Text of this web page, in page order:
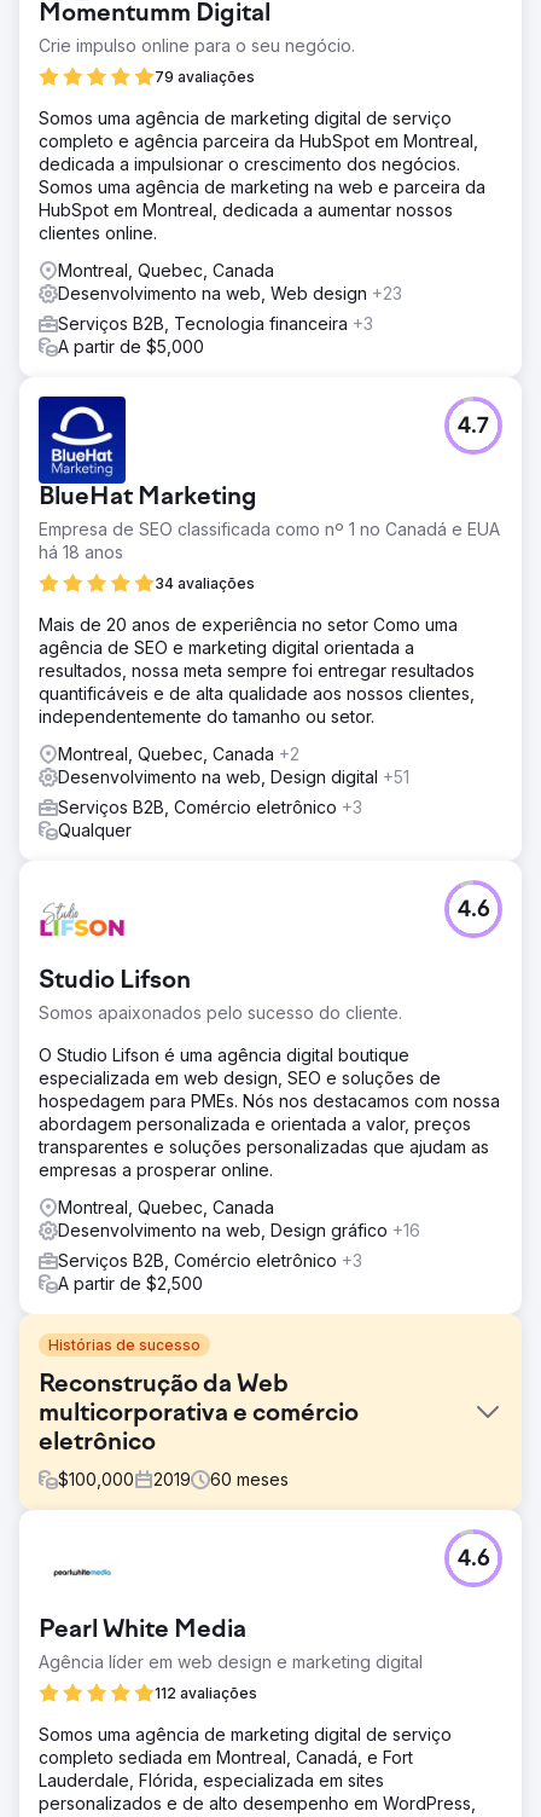
Momentumm Digital
Crie impulso online para o seu negócio.
79 avaliações
Somos uma agência de marketing digital de serviço
completo e agência parceira da HubSpot em Montreal,
dedicada a impulsionar o crescimento dos negócios.
Somos uma agência de marketing na web e parceira da
HubSpot em Montreal, dedicada a aumentar nossos
clientes online.
Montreal, Quebec, Canada
Desenvolvimento na web, Web design +23
Serviços B2B, Tecnologia financeira +3
A partir de $5,000
BlueHat Marketing
Empresa de SEO classificada como nº 1 no Canadá e EUA
há 18 anos
34 avaliações
4.7
Mais de 20 anos de experiência no setor Como uma
agência de SEO e marketing digital orientada a
resultados, nossa meta sempre foi entregar resultados
quantificáveis e de alta qualidade aos nossos clientes,
independentemente do tamanho ou setor.
Montreal, Quebec, Canada +2
Desenvolvimento na web, Design digital +51
Serviços B2B, Comércio eletrônico +3
Qualquer
Studio Lifson
Somos apaixonados pelo sucesso do cliente.
4.6
O Studio Lifson é uma agência digital boutique
especializada em web design, SEO e soluções de
hospedagem para PMEs. Nós nos destacamos com nossa
abordagem personalizada e orientada a valor, preços
transparentes e soluções personalizadas que ajudam as
empresas a prosperar online.
Montreal, Quebec, Canada
Desenvolvimento na web, Design gráfico +16
Serviços B2B, Comércio eletrônico +3
A partir de $2,500
Histórias de sucesso
Reconstrução da Web
multicorporativa e comércio
eletrônico
$100,000 2019 60 meses
Revisar nossa principal presença corporativa na web
para uma melhor orgânica; estabelecer novos sites de
A PA redesenhou um site WordPress existente e, em
seguida, construiu um novo site de comércio eletrônico
o desenvolvimento e o design, incorporando nossas
revisões e objetivos enquanto aconselham sobre as
melhores práticas, aproveitando sua vasta experiência.
Pearl White Media
Agência líder em web design e marketing digital
112 avaliações
4.6
Somos uma agência de marketing digital de serviço
completo sediada em Montreal, Canadá, e Fort
Lauderdale, Flórida, especializada em sites
personalizados e de alto desempenho em WordPress,